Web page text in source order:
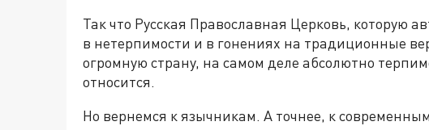
Так что Русская Православная Церковь, которую
в нетерпимости и в гонениях на традиционные
огромную страну, на самом деле абсолютно
относится.
Но вернемся к язычникам. А точнее, к